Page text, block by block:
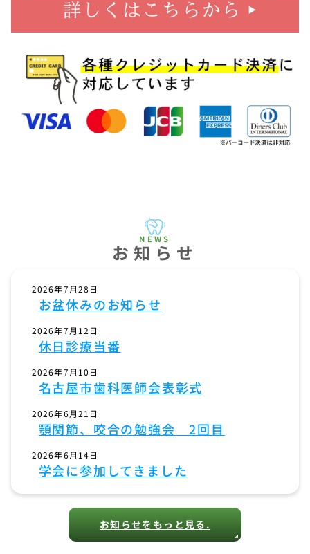
お知らせ
2026年7月28日
お盆休みのお知らせ
2026年7月12日
休日診療当番
2026年7月10日
名古屋市歯科医師会表彰式
2026年6月21日
顎関節、咬合の勉強会 2回目
2026年6月14日
学会に参加してきました
お知らせをもっと見る.